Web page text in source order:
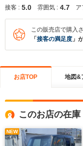
接客 : 5.0 雰囲気 : 4.7 ア
この販売店で購入
「 接客の満足度 」
お店TOP 地図&
このお店の在庫
NEW